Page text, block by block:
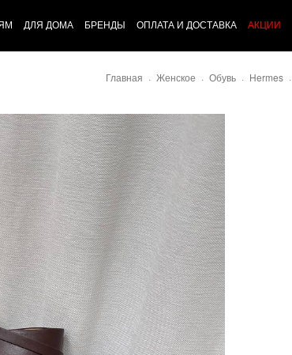
ДЛЯ ДОМА БРЕНДЫ ОПЛАТА И ДОСТАВКА АКЦИИ
Главная Женское Обувь Hermes